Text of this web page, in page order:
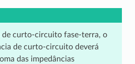
de curto-circuito fase-terra, o
de curto-circuito deverá
das impedâncias